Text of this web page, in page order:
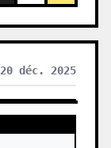
20 déc. 2025